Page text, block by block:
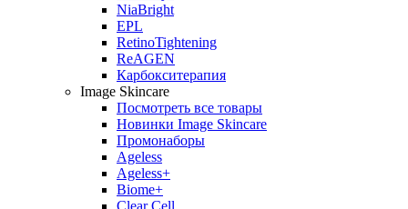
NiaBright
EPL
RetinoTightening
ReAGEN
Карбокситерапия
Image Skincare
Посмотреть все товары
Новинки Image Skincare
Промонаборы
Ageless
Ageless+
Biome+
Clear Cell